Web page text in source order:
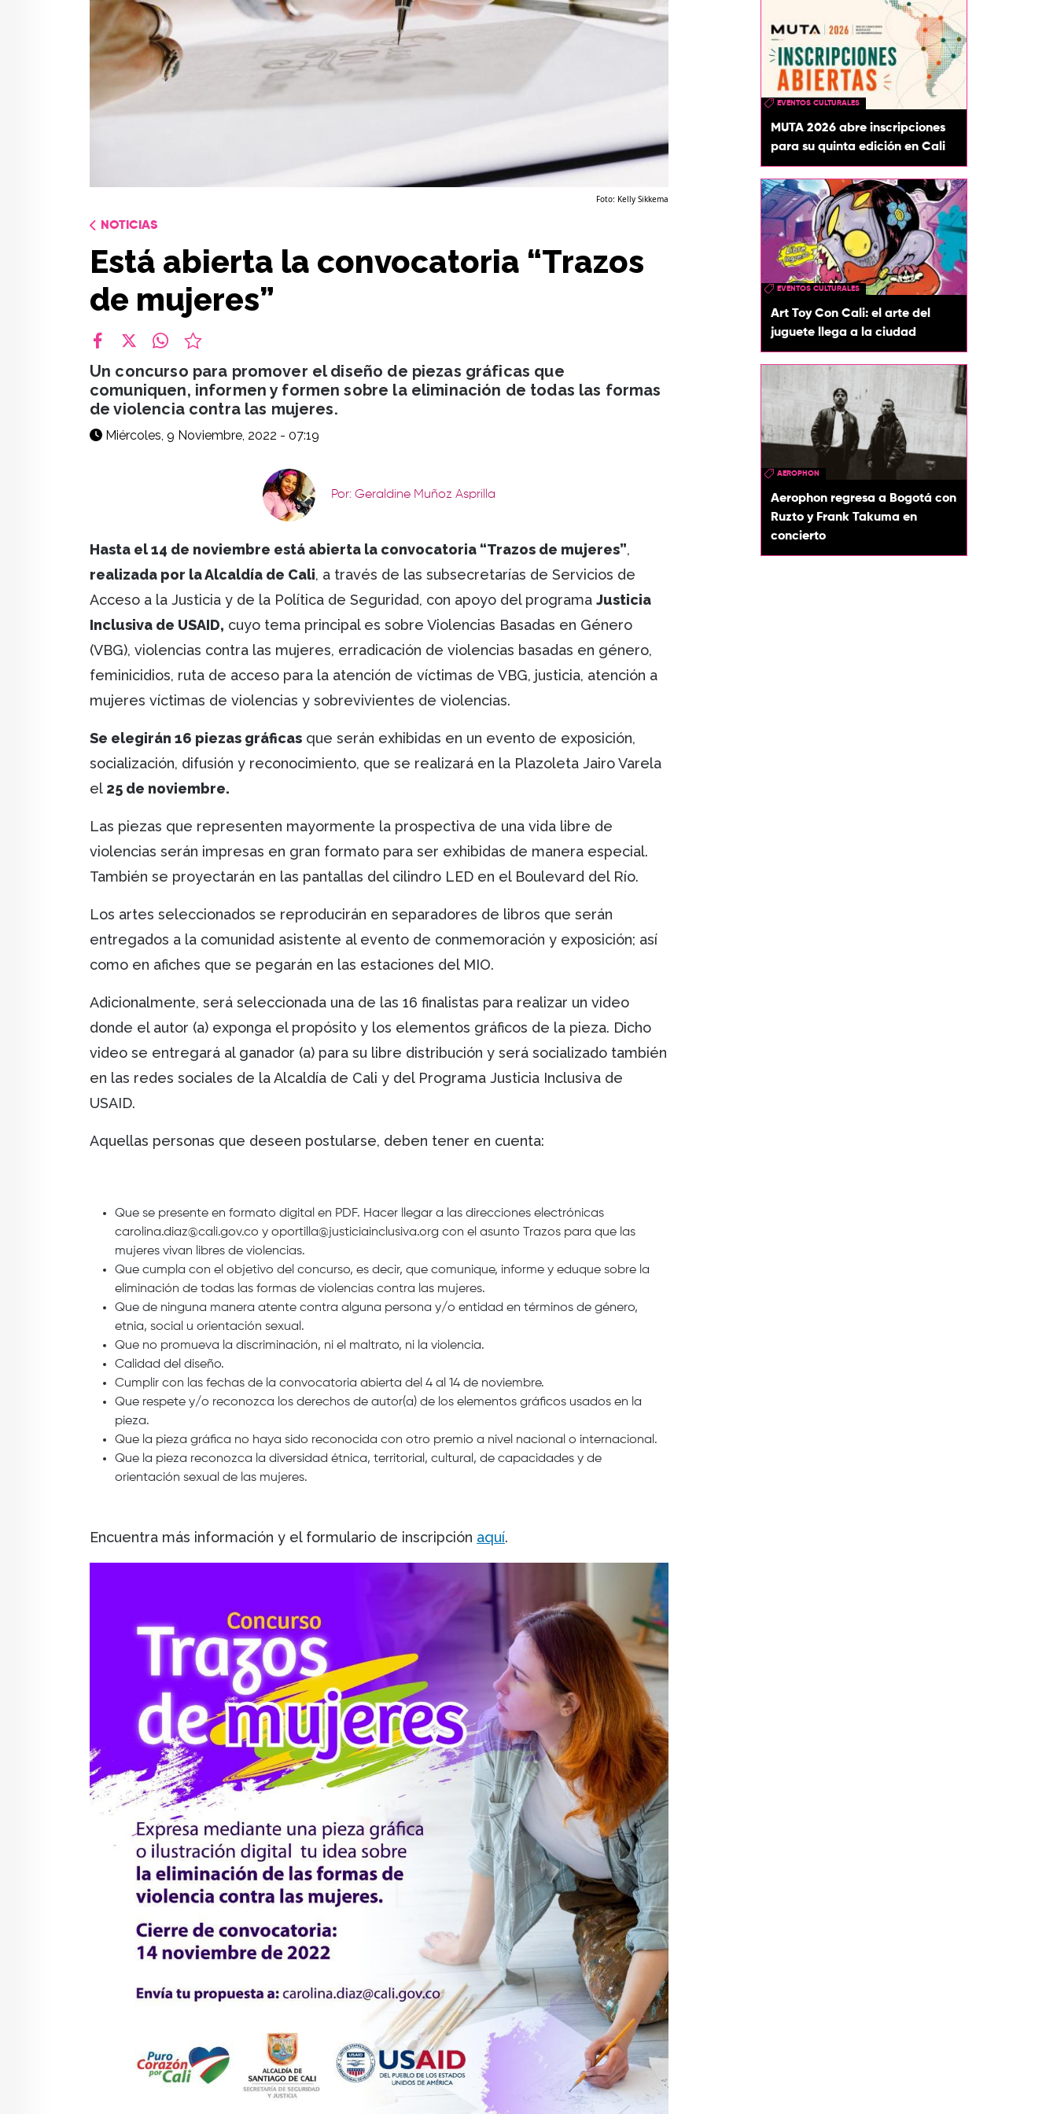
Foto: Kelly Sikkema
NOTICIAS
Está abierta la convocatoria “Trazos
de mujeres”
Un concurso para promover el diseño de piezas gráficas que
comuniquen, informen y formen sobre la eliminación de todas las formas
de violencia contra las mujeres.
Miércoles, 9 Noviembre, 2022 - 07:19
Por: Geraldine Muñoz Asprilla
Hasta el 14 de noviembre está abierta la convocatoria “Trazos de mujeres”,
realizada por la Alcaldía de Cali, a través de las subsecretarías de Servicios de
Acceso a la Justicia y de la Política de Seguridad, con apoyo del programa Justicia
Inclusiva de USAID, cuyo tema principal es sobre Violencias Basadas en Género
(VBG), violencias contra las mujeres, erradicación de violencias basadas en género,
feminicidios, ruta de acceso para la atención de víctimas de VBG, justicia, atención a
mujeres víctimas de violencias y sobrevivientes de violencias.
Se elegirán 16 piezas gráficas que serán exhibidas en un evento de exposición,
socialización, difusión y reconocimiento, que se realizará en la Plazoleta Jairo Varela
el 25 de noviembre.
Las piezas que representen mayormente la prospectiva de una vida libre de
violencias serán impresas en gran formato para ser exhibidas de manera especial.
También se proyectarán en las pantallas del cilindro LED en el Boulevard del Río.
Los artes seleccionados se reproducirán en separadores de libros que serán
entregados a la comunidad asistente al evento de conmemoración y exposición; así
como en afiches que se pegarán en las estaciones del MIO.
Adicionalmente, será seleccionada una de las 16 finalistas para realizar un video
donde el autor (a) exponga el propósito y los elementos gráficos de la pieza. Dicho
video se entregará al ganador (a) para su libre distribución y será socializado también
en las redes sociales de la Alcaldía de Cali y del Programa Justicia Inclusiva de
USAID.
Aquellas personas que deseen postularse, deben tener en cuenta:
Que se presente en formato digital en PDF. Hacer llegar a las direcciones electrónicas
carolina.diaz@cali.gov.co y oportilla@justiciainclusiva.org con el asunto Trazos para que las
mujeres vivan libres de violencias.
Que cumpla con el objetivo del concurso, es decir, que comunique, informe y eduque sobre la
eliminación de todas las formas de violencias contra las mujeres.
Que de ninguna manera atente contra alguna persona y/o entidad en términos de género,
etnia, social u orientación sexual.
Que no promueva la discriminación, ni el maltrato, ni la violencia.
Calidad del diseño.
Cumplir con las fechas de la convocatoria abierta del 4 al 14 de noviembre.
Que respete y/o reconozca los derechos de autor(a) de los elementos gráficos usados en la
pieza.
Que la pieza gráfica no haya sido reconocida con otro premio a nivel nacional o internacional.
Que la pieza reconozca la diversidad étnica, territorial, cultural, de capacidades y de
orientación sexual de las mujeres.
Encuentra más información y el formulario de inscripción aquí.
EVENTOS CULTURALES
MUTA 2026 abre inscripciones
para su quinta edición en Cali
EVENTOS CULTURALES
Art Toy Con Cali: el arte del
juguete llega a la ciudad
AEROPHON
Aerophon regresa a Bogotá con
Ruzto y Frank Takuma en
concierto